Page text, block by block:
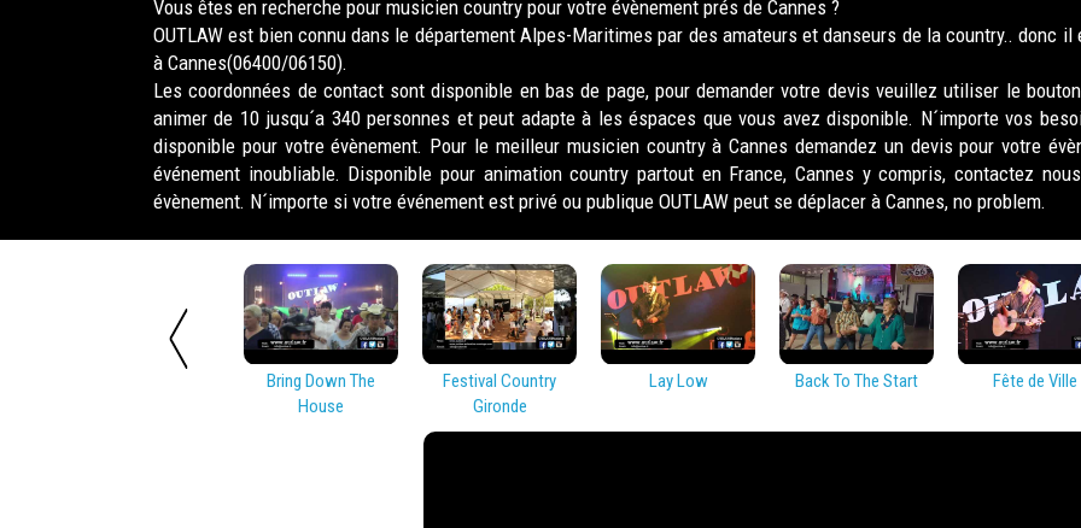
Vous êtes en recherche pour musicien country pour votre évènement prés de Cannes ?
OUTLAW est bien connu dans le département Alpes-Maritimes par des amateurs et danseurs de la country.. donc
à Cannes(06400/06150).
Les coordonnées de contact sont disponible en bas de page, pour demander votre devis veuillez utiliser le
animer de 10 jusqu´a 340 personnes et peut adapte à les éspaces que vous avez disponible. N´importe vos
disponible pour votre évènement. Pour le meilleur musicien country à Cannes demandez un devis pour votre
événement inoubliable. Disponible pour animation country partout en France, Cannes y compris, contactez
évènement. N´importe si votre événement est privé ou publique OUTLAW peut se déplacer à Cannes, no problem.
Bring Down The
House
Festival Country
Gironde
Lay Low Back To The Start Fête de Ville